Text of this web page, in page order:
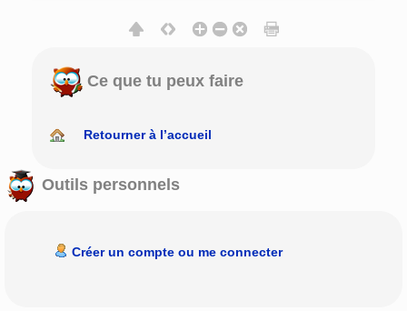
Ce que tu peux faire
Retourner à l’accueil
Outils personnels
Créer un compte ou me connecter